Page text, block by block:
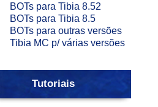
BOTs para Tibia 8.52
BOTs para Tibia 8.5
BOTs para outras versões
Tibia MC p/ várias versões
Tutoriais